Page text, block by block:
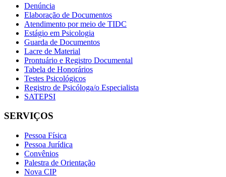
Denúncia
Elaboração de Documentos
Atendimento por meio de TIDC
Estágio em Psicologia
Guarda de Documentos
Lacre de Material
Prontuário e Registro Documental
Tabela de Honorários
Testes Psicológicos
Registro de Psicóloga/o Especialista
SATEPSI
SERVIÇOS
Pessoa Física
Pessoa Jurídica
Convênios
Palestra de Orientação
Nova CIP